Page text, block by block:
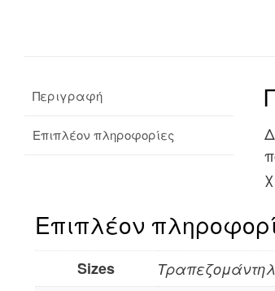
Περιγραφή
Επιπλέον πληροφορίες
Επιπλέον
Sizes